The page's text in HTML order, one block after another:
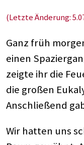
(Letzte Änderung:
Ganz früh
einen
zeigte ihr die
die großen
Anschließend
Wir hatten uns